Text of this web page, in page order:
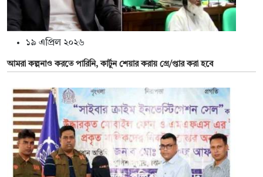
১৯ এপ্রিল ২০২৬
আমরা কল্পনাও করতে পারিনি, কার্টুন শেয়ার করায় গ্রে/প্তার করা হবে